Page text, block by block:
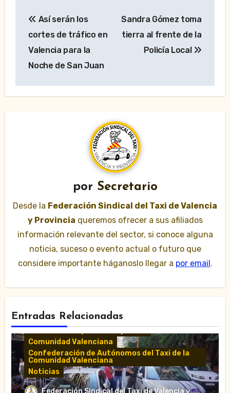
de
entradas
Así serán los
cortes de tráfico en
Valencia para la
Noche de San Juan
Sandra Gómez toma
tierra al frente de la
Policía Local
por Secretario
Desde la Federación Sindical del Taxi de Valencia
y Provincia queremos ofrecer a sus afiliados
información relevante del sector, si conoce alguna
noticia, suceso o evento actual o futuro que
considere importante háganoslo llegar a por email.
Entradas Relacionadas
Comunidad Valenciana
Confederación de Autónomos del Taxi de la
Comunidad Valenciana
Noticias
«El taxi de Alicante muestra su
Federación Sindical del Taxi de Valencia y